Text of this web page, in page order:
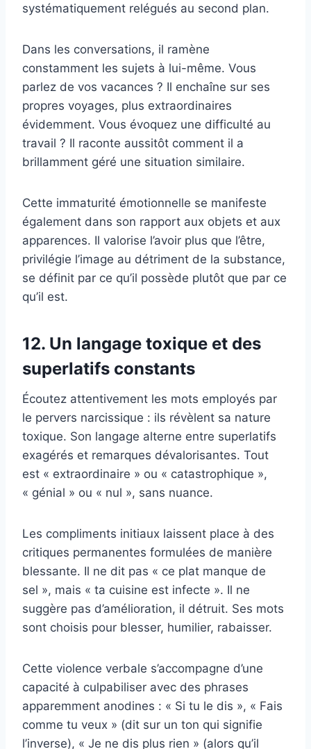
systématiquement relégués au second plan.
Dans les conversations, il ramène
constamment les sujets à lui-même. Vous
parlez de vos vacances ? Il enchaîne sur ses
propres voyages, plus extraordinaires
évidemment. Vous évoquez une difficulté au
travail ? Il raconte aussitôt comment il a
brillamment géré une situation similaire.
Cette immaturité émotionnelle se manifeste
également dans son rapport aux objets et aux
apparences. Il valorise l’avoir plus que l’être,
privilégie l’image au détriment de la substance,
se définit par ce qu’il possède plutôt que par ce
qu’il est.
12. Un langage toxique et des
superlatifs constants
Écoutez attentivement les mots employés par
le pervers narcissique : ils révèlent sa nature
toxique. Son langage alterne entre superlatifs
exagérés et remarques dévalorisantes. Tout
est « extraordinaire » ou « catastrophique »,
« génial » ou « nul », sans nuance.
Les compliments initiaux laissent place à des
critiques permanentes formulées de manière
blessante. Il ne dit pas « ce plat manque de
sel », mais « ta cuisine est infecte ». Il ne
suggère pas d’amélioration, il détruit. Ses mots
sont choisis pour blesser, humilier, rabaisser.
Cette violence verbale s’accompagne d’une
capacité à culpabiliser avec des phrases
apparemment anodines : « Si tu le dis », « Fais
comme tu veux » (dit sur un ton qui signifie
l’inverse), « Je ne dis plus rien » (alors qu’il